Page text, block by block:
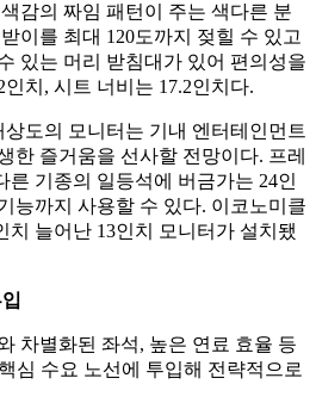
감의 짜임 패턴이 주는 색다른 분
이를 최대 120도까지 젖힐 수 있고
있는 머리 받침대가 있어 편의성을
치, 시트 너비는 17.2인치다.
도의 모니터는 기내 엔터테인먼트
한 즐거움을 선사할 전망이다. 프레
른 기종의 일등석에 버금가는 24인
능까지 사용할 수 있다. 이코노미클
치 늘어난 13인치 모니터가 설치됐
차별화된 좌석, 높은 연료 효율 등
심 수요 노선에 투입해 전략적으로